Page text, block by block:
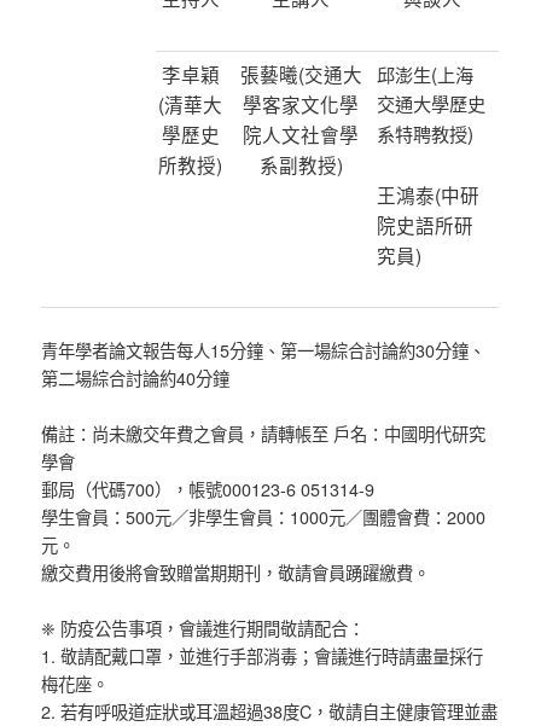
李卓穎
(清華大
學歷史
所教授)
張藝曦(交通大
學客家文化學
院人文社會學
系副教授)
邱澎生(上海
交通大學歷史
系特聘教授)
王鴻泰(中研
院史語所研
究員)
青年學者論文報告每人15分鐘、第一場綜合討論約30分鐘、
第二場綜合討論約40分鐘
備註：尚未繳交年費之會員，請轉帳至 戶名：中國明代研究
學會
郵局（代碼700），帳號000123-6 051314-9
學生會員：500元／非學生會員：1000元／團體會費：2000
元。
繳交費用後將會致贈當期期刊，敬請會員踴躍繳費。
❈ 防疫公告事項，會議進行期間敬請配合：
1. 敬請配戴口罩，並進行手部消毒；會議進行時請盡量採行
梅花座。
2. 若有呼吸道症狀或耳溫超過38度C，敬請自主健康管理並盡